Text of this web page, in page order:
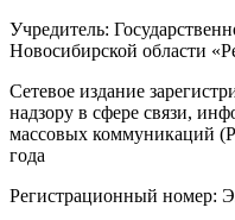
Учредитель:
Новосибирской области
Сетевое издание
надзору в сфере связи,
массовых коммуникаций
года
Регистрационный номер: